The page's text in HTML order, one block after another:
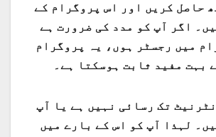
حاصل کریں اور اس پروگرام کے
اگر آپ کو مدد کی ضرورت ہے
میں رجسٹر ہوں، یہ پروگرام
بہت مفید ثابت ہوسکتا ہے۔
تک رسائی نہیں ہے یا آپ
لہذا آپ کو اس کے بارے میں